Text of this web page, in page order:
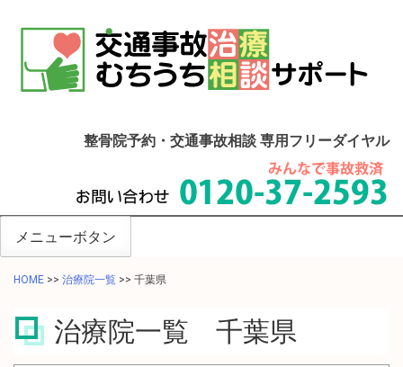
整骨院予約・交通事故相談 専用フリーダイヤル
メニューボタン
HOME >> 治療院一覧 >> 千葉県
治療院一覧 千葉県